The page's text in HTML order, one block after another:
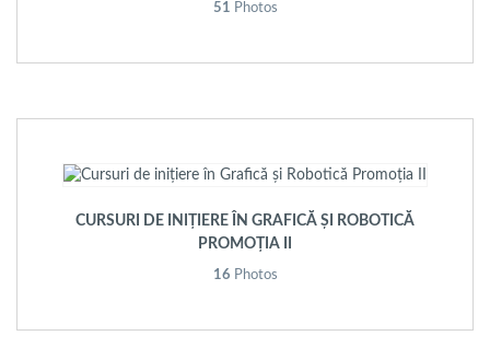
51 Photos
CURSURI DE INIȚIERE ÎN GRAFICĂ ȘI ROBOTICĂ
PROMOȚIA II
16 Photos